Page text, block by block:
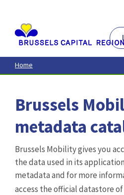
contenu
principal
Home
Brussels
metadata
Brussels Mobility gives you
the data used in its
metadata and for more
access the official datastore